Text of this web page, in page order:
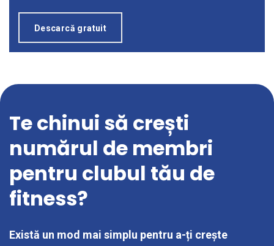
Descarcă gratuit
Te chinui să crești
numărul de membri
pentru clubul tău de
fitness?
Există un mod mai simplu pentru a-ți crește